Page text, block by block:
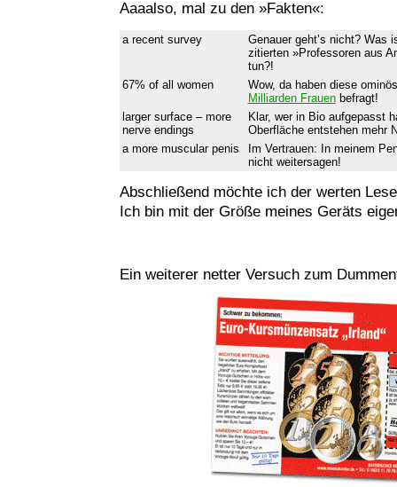
Aaaalso, mal zu den »Fakten«:
a recent survey
Genauer geht’s nicht? Was
zitierten »Professoren aus
tun?!
67% of all women
Wow, da haben diese
Milliarden Frauenbefragt!
larger surface – more
nerve endings
Klar, wer in Bio aufgepasst
Oberfläche entstehen mehr
a more muscular penis
Im Vertrauen: In meinem
nicht weitersagen!
Abschließend möchte ich der werten
Ich bin mit der Größe meines Geräts
Ein weiterer netter Versuch zum